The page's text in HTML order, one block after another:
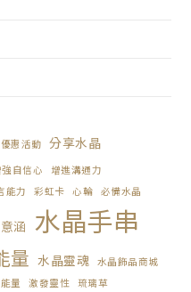
優惠活動 分享水晶
強自信心
增進溝通力
能力 彩虹卡 心輪 必備水晶
涵 水晶手串
量 水晶靈魂 水晶飾品商城
量 激發靈性 琉璃草